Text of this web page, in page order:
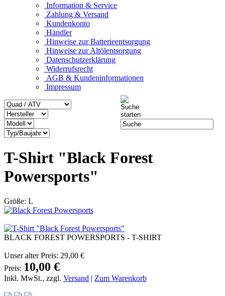
Information & Service
Zahlung & Versand
Kundenkonto
Händler
Hinweise zur Batterieentsorgung
Hinweise zur Altölentsorgung
Datenschutzerklärung
Widerrufsrecht
AGB & Kundeninformationen
Impressum
T-Shirt "Black Forest
Powersports"
Größe: L
BLACK FOREST POWERSPORTS - T-SHIRT
Unser alter Preis: 29,00 €
Preis: 10,00 €
Inkl. MwSt., zzgl. Versand | Zum Warenkorb